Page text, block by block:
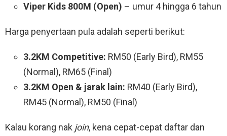
Viper Kids 800M (Open) – umur 4 hingga 6 tahun
Harga penyertaan pula adalah seperti berikut:
3.2KM Competitive: RM50 (Early Bird), RM55
(Normal), RM65 (Final)
3.2KM Open & jarak lain: RM40 (Early Bird),
RM45 (Normal), RM50 (Final)
Kalau korang nak join, kena cepat-cepat daftar dan